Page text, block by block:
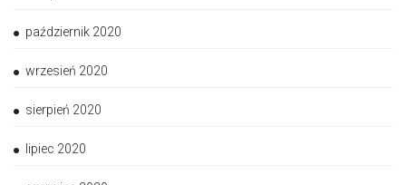
październik 2020
wrzesień 2020
sierpień 2020
lipiec 2020